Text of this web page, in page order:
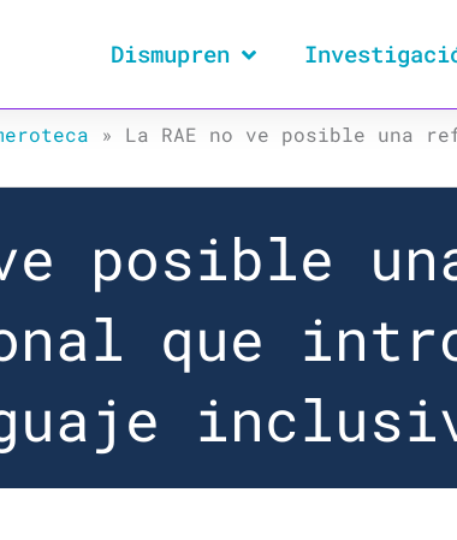
Dismupren
» La RAE no ve posible una
posible
que